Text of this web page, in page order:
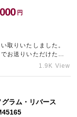
円
取りいたしました。
お送りいただけたた
め、目一杯の金額をご提示させていただきました。 お近くにブ…1.9K View
ラム・リバース